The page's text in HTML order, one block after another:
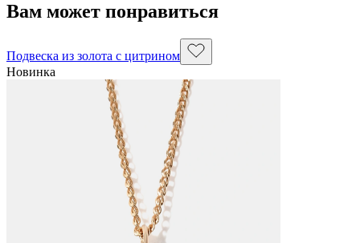
Вам может понравиться
Подвеска из золота с цитрином
Новинка